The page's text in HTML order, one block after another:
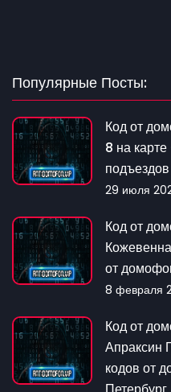
Популярные Посты:
Код от
8 на
29 июля
Код от
от
8 февраля
Код от
Апраксин
кодов от